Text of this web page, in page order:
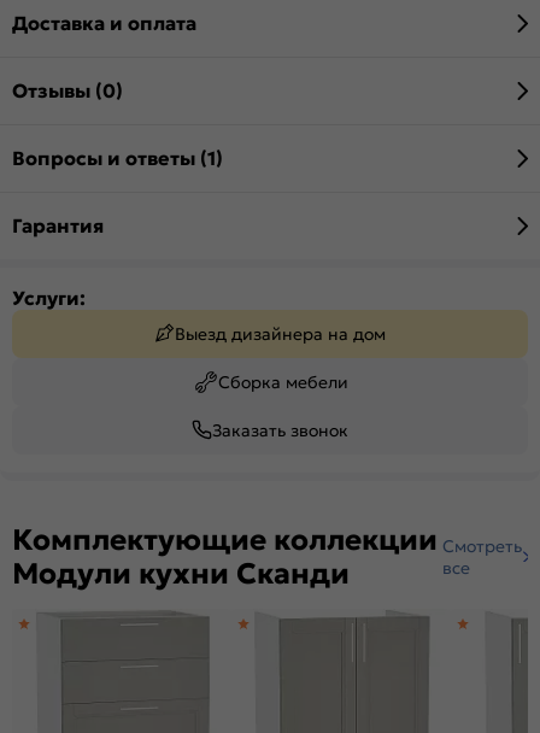
Доставка и оплата
Отзывы (0)
Вопросы и ответы (1)
Гарантия
Услуги:
Выезд дизайнера на дом
Сборка мебели
Заказать звонок
Комплектующие коллекции
Модули кухни Сканди
Смотреть
все